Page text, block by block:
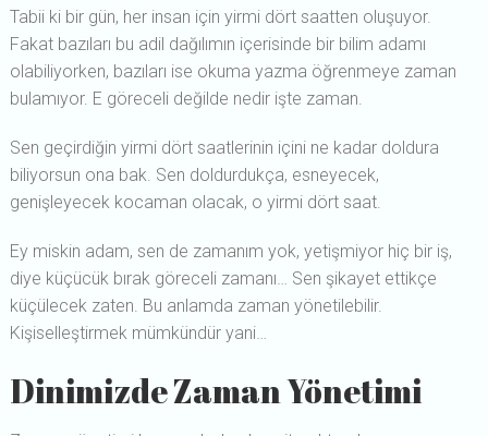
Tabii ki bir gün, her insan için yirmi dört saatten oluşuyor.
Fakat bazıları bu adil dağılımın içerisinde bir bilim adamı
olabiliyorken, bazıları ise okuma yazma öğrenmeye zaman
bulamıyor. E göreceli değilde nedir işte zaman.
Sen geçirdiğin yirmi dört saatlerinin içini ne kadar doldura
biliyorsun ona bak. Sen doldurdukça, esneyecek,
genişleyecek kocaman olacak, o yirmi dört saat.
Ey miskin adam, sen de zamanım yok, yetişmiyor hiç bir iş,
diye küçücük bırak göreceli zamanı… Sen şikayet ettikçe
küçülecek zaten. Bu anlamda zaman yönetilebilir.
Kişiselleştirmek mümkündür yani…
Dinimizde Zaman Yönetimi